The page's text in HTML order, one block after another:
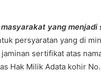
yang menjadi
persyaratan yang di
sertifikat atas
Hak Milik Adata kohir